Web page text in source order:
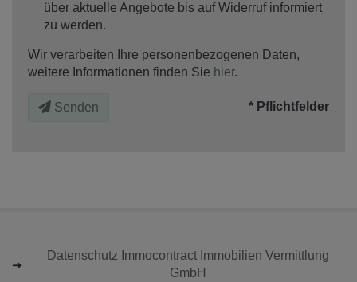
über aktuelle Angebote bis auf Widerruf informiert
zu werden.
Wir verarbeiten Ihre personenbezogenen Daten,
weitere Informationen finden Sie hier.
Senden * Pflichtfelder
Datenschutz Immocontract Immobilien Vermittlung
GmbH